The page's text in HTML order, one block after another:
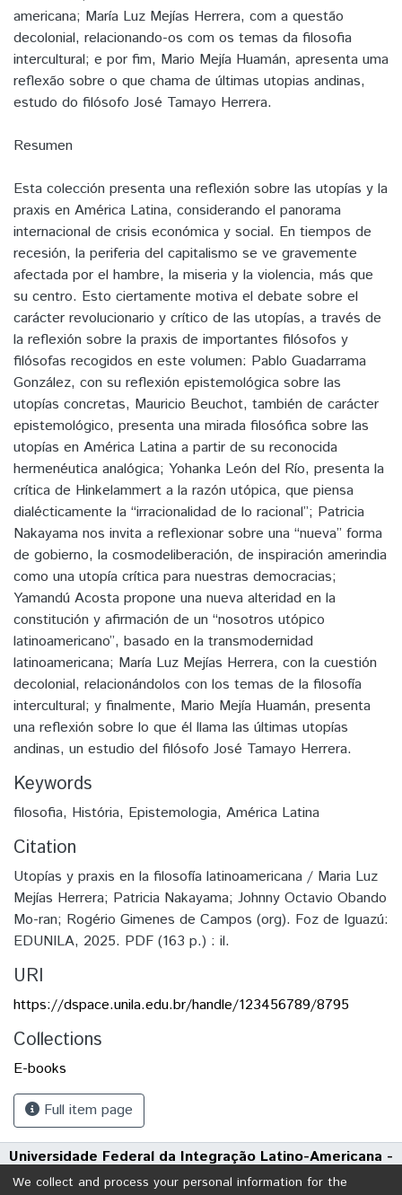
americana; María Luz Mejías Herrera, com a questão
decolonial, relacionando-os com os temas da filosofia
intercultural; e por fim, Mario Mejía Huamán, apresenta uma
reflexão sobre o que chama de últimas utopias andinas,
estudo do filósofo José Tamayo Herrera.
Resumen
Esta colección presenta una reflexión sobre las utopías y la
praxis en América Latina, considerando el panorama
internacional de crisis económica y social. En tiempos de
recesión, la periferia del capitalismo se ve gravemente
afectada por el hambre, la miseria y la violencia, más que
su centro. Esto ciertamente motiva el debate sobre el
carácter revolucionario y crítico de las utopías, a través de
la reflexión sobre la praxis de importantes filósofos y
filósofas recogidos en este volumen: Pablo Guadarrama
González, con su reflexión epistemológica sobre las
utopías concretas, Mauricio Beuchot, también de carácter
epistemológico, presenta una mirada filosófica sobre las
utopías en América Latina a partir de su reconocida
hermenéutica analógica; Yohanka León del Río, presenta la
crítica de Hinkelammert a la razón utópica, que piensa
dialécticamente la “irracionalidad de lo racional”; Patricia
Nakayama nos invita a reflexionar sobre una “nueva” forma
de gobierno, la cosmodeliberación, de inspiración amerindia
como una utopía crítica para nuestras democracias;
Yamandú Acosta propone una nueva alteridad en la
constitución y afirmación de un “nosotros utópico
latinoamericano”, basado en la transmodernidad
latinoamericana; María Luz Mejías Herrera, con la cuestión
decolonial, relacionándolos con los temas de la filosofía
intercultural; y finalmente, Mario Mejía Huamán, presenta
una reflexión sobre lo que él llama las últimas utopías
andinas, un estudio del filósofo José Tamayo Herrera.
Keywords
filosofia, História, Epistemologia, América Latina
Citation
Utopías y praxis en la filosofía latinoamericana / Maria Luz
Mejías Herrera; Patricia Nakayama; Johnny Octavio Obando
Mo-ran; Rogério Gimenes de Campos (org). Foz de Iguazú:
EDUNILA, 2025. PDF (163 p.) : il.
URI
https://dspace.unila.edu.br/handle/123456789/8795
Collections
E-books
Full item page
Universidade Federal da Integração Latino-Americana -
UNILA
We collect and process your personal information for the